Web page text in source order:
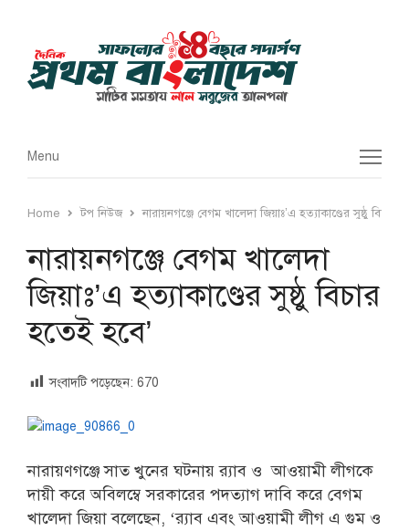
Menu
Menu
Home টপ নিউজ নারায়নগঞ্জে বেগম খালেদা জিয়াঃ’এ হত্যাকাণ্ডের সুষ্ঠু বিচার
নারায়নগঞ্জে বেগম খালেদা
জিয়াঃ’এ হত্যাকাণ্ডের সুষ্ঠু বিচার
হতেই হবে’
সংবাদটি পড়েছেন: 670
নারায়ণগঞ্জে সাত খুনের ঘটনায় র‌্যাব ও আওয়ামী লীগকে
দায়ী করে অবিলম্বে সরকারের পদত্যাগ দাবি করে বেগম
খালেদা জিয়া বলেছেন, ‘র‌্যাব এবং আওয়ামী লীগ এ গুম ও